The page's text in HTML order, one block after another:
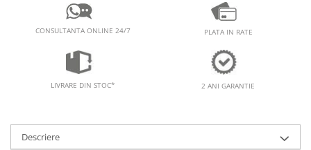
CONSULTANTA ONLINE 24/7 PLATA IN RATE
LIVRARE DIN STOC* 2 ANI GARANTIE
Descriere